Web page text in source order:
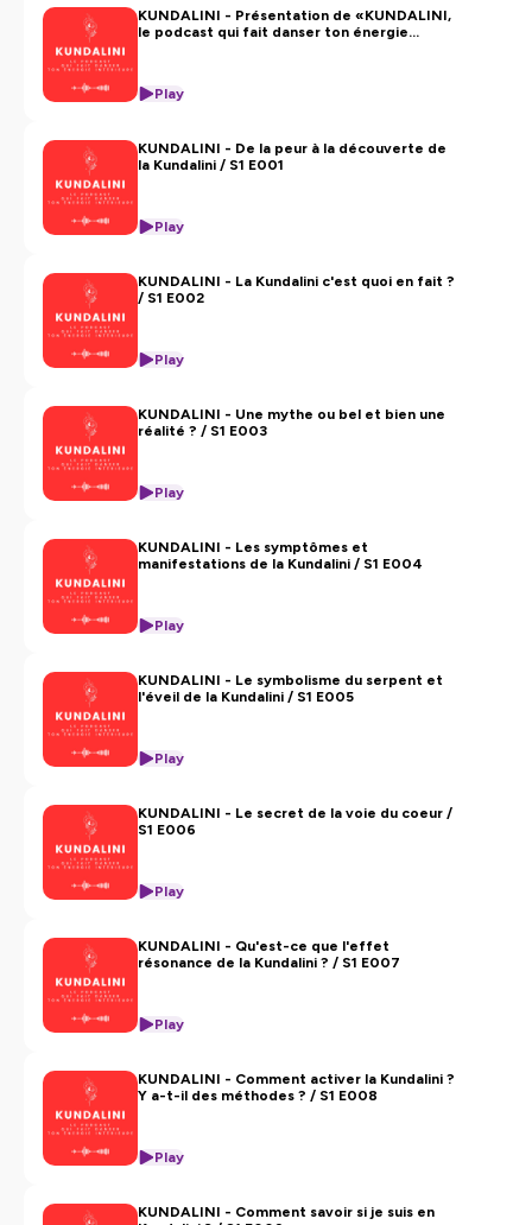
espace, pour qu'il continue d'exister, de circuler, de
toucher :
https://ko-fi.com/retourverslevivant (offrir un
café !)
🔗Tu peux aussi me retrouver sur:
https://www.clairemaldonado.com)
Hébergé par Ausha. Visitez
KUNDALINI - Présentation de «KUNDALINI,
le podcast qui fait danser ton énergie
Play
KUNDALINI - De la peur à la découverte de
la Kundalini / S1 E001
Play
KUNDALINI - La Kundalini c'est quoi en fait ?
/ S1 E002
Play
KUNDALINI - Une mythe ou bel et bien une
réalité ? / S1 E003
Play
KUNDALINI - Les symptômes et
manifestations de la Kundalini / S1 E004
Play
KUNDALINI - Le symbolisme du serpent et
l'éveil de la Kundalini / S1 E005
Play
KUNDALINI - Le secret de la voie du coeur /
S1 E006
Play
KUNDALINI - Qu'est-ce que l'effet
résonance de la Kundalini ? / S1 E007
Play
KUNDALINI - Comment activer la Kundalini ?
Y a-t-il des méthodes ? / S1 E008
Play
KUNDALINI - Comment savoir si je suis en